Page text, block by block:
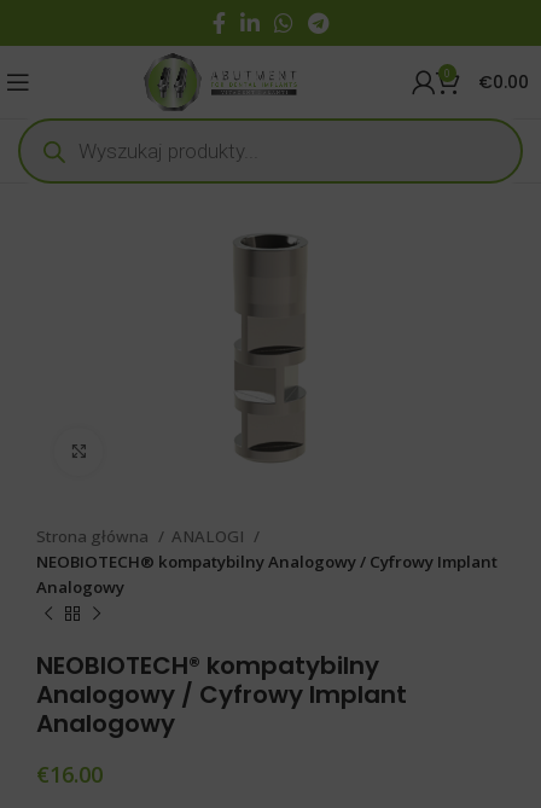
0 €0.00
Strona główna
ANALOGI
NEOBIOTECH® kompatybilny Analogowy / Cyfrowy Implant
Analogowy
NEOBIOTECH® kompatybilny
Analogowy / Cyfrowy Implant
Analogowy
€16.00